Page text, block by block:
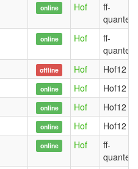
online Hof
ff-
online Hof
ff-
offline Hof
Hof12
online Hof
Hof12
online Hof
Hof12
online Hof
Hof12
online Hof
ff-